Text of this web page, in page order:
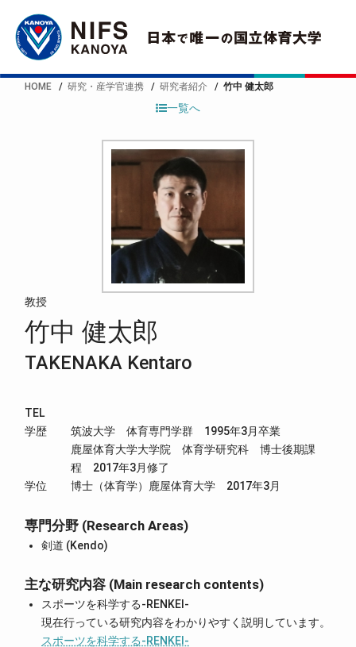
HOME 研究・産学官連携 研究者紹介 竹中 健太郎
一覧へ
竹中 健太郎
TAKENAKA Kentaro
教授
TEL
学歴
筑波大学 体育専門学群 1995年3月卒業
鹿屋体育大学大学院 体育学研究科 博士後期課
程 2017年3月修了
学位
博士（体育学）鹿屋体育大学 2017年3月
専門分野 (Research Areas)
剣道 (Kendo)
主な研究内容 (Main research contents)
スポーツを科学する-RENKEI-
現在行っている研究内容をわかりやすく説明しています。
スポーツを科学する-RENKEI-